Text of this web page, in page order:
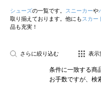
シューズの一覧です。 スニーカーや
取り揃えております。他にも スカー
品も充実！
さらに絞り込む 表示
条件に一致する商
お手数ですが、検